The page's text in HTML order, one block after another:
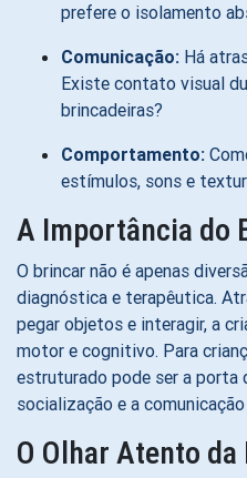
prefere o isolamento
Comunicação: Há
Existe contato visual
brincadeiras?
Comportamento:
estímulos, sons e
A Importância do
O brincar não é apenas
diagnóstica e terapêutica.
pegar objetos e interagir, a
motor e cognitivo. Para
estruturado pode ser a porta
socialização e a
O Olhar Atento